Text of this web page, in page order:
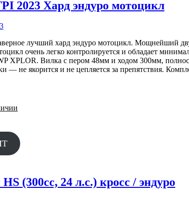
2023 Хард эндуро мотоцикл
лучший хард эндуро мотоцикл. Мощнейший
очень легко контролируется и обладает
XPLOR. Вилка с пером 48мм и ходом 300мм,
— не якорится и не цепляется за препятствия.
(300сс, 24 л.с.) кросс / эндуро